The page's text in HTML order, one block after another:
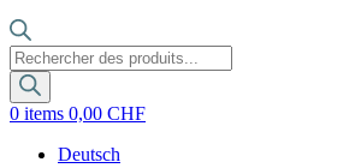
Recherche
de
produits
0 items 0,00 CHF
Deutsch